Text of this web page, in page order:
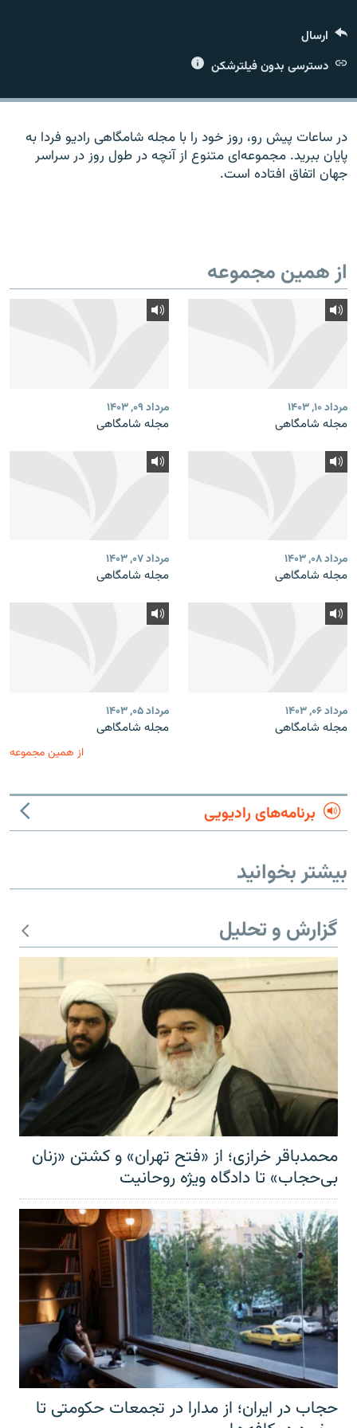
زبان‌های دیگر
ارسال
دسترسی بدون فیلترشکن
در ساعات پیش رو، روز خود را با مجله شامگاهی رادیو فردا به
پایان ببرید. مجموعه‌ای متنوع از آنچه در طول روز در سراسر
جهان اتفاق افتاده است.
از همین مجموعه
مرداد ۱۰, ۱۴۰۳
مجله شامگاهی
مرداد ۰۹, ۱۴۰۳
مجله شامگاهی
مرداد ۰۸, ۱۴۰۳
مجله شامگاهی
مرداد ۰۷, ۱۴۰۳
مجله شامگاهی
مرداد ۰۶, ۱۴۰۳
مجله شامگاهی
مرداد ۰۵, ۱۴۰۳
مجله شامگاهی
از همین مجموعه
برنامه‌های رادیویی
بیشتر بخوانید
گزارش و تحلیل
محمدباقر خرازی؛ از «فتح تهران» و کشتن «زنان
بی‌حجاب» تا دادگاه ویژه روحانیت
حجاب در ایران؛ از مدارا در تجمعات حکومتی تا